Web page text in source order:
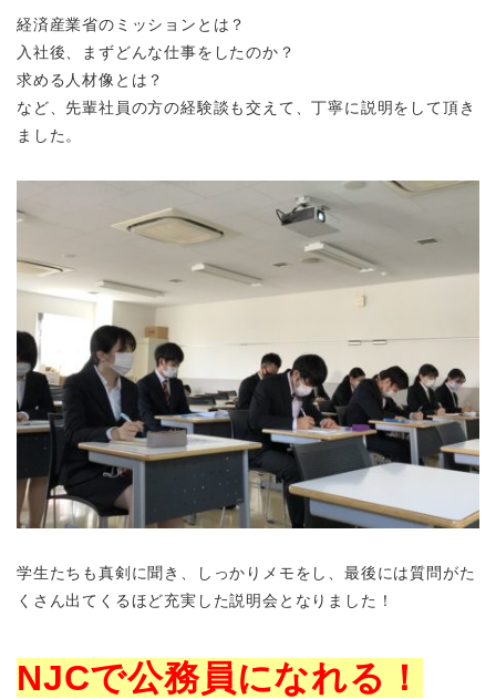
経済産業省のミッションとは？
入社後、まずどんな仕事をしたのか？
求める人材像とは？
など、先輩社員の方の経験談も交えて、丁寧に説明をして頂き
ました。
学生たちも真剣に聞き、しっかりメモをし、最後には質問がた
くさん出てくるほど充実した説明会となりました！
NJCで公務員になれる！